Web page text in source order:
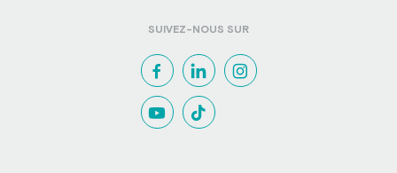
SUIVEZ-NOUS SUR